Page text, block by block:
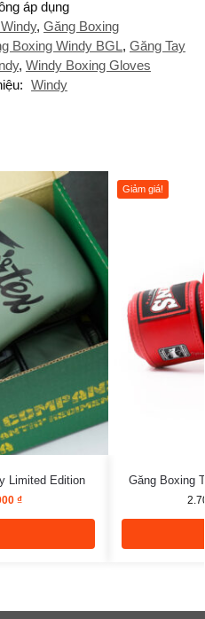
áp dụng
, Găng Boxing
Boxing Windy BGL, Găng Tay
, Windy Boxing Gloves
Windy
Limited Edition
₫
Giảm giá!
Găng Boxing